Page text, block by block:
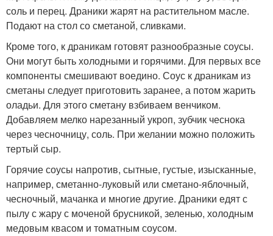
соль и перец. Драники жарят на растительном масле.
Подают на стол со сметаной, сливками.
Кроме того, к драникам готовят разнообразные соусы.
Они могут быть холодными и горячими. Для первых все
компоненты смешивают воедино. Соус к драникам из
сметаны следует приготовить заранее, а потом жарить
оладьи. Для этого сметану взбиваем венчиком.
Добавляем мелко нарезанный укроп, зубчик чеснока
через чесночницу, соль. При желании можно положить
тертый сыр.
Горячие соусы напротив, сытные, густые, изысканные,
например, сметанно-луковый или сметано-яблочный,
чесночный, мачанка и многие другие. Драники едят с
пылу с жару с моченой брусникой, зеленью, холодным
медовым квасом и томатным соусом.